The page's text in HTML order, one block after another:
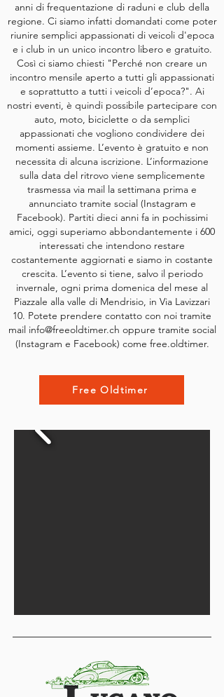
anni di frequentazione di raduni e club della
regione. Ci siamo infatti domandati come poter
riunire semplici appassionati di veicoli d'epoca
e i club in un unico incontro libero e gratuito.
Così ci siamo chiesti "Perché non creare un
incontro mensile aperto a tutti gli appassionati
e soprattutto a tutti i veicoli d’epoca?". Ai
nostri eventi, è quindi possibile partecipare con
auto, moto, biciclette o da semplici
appassionati che vogliono condividere dei
momenti assieme. L’evento è gratuito e non
necessita di alcuna iscrizione. L’informazione
sulla data del ritrovo viene semplicemente
trasmessa via mail la settimana prima e
annunciato tramite social (Instagram e
Facebook). Partiti dieci anni fa in pochissimi
amici, oggi superiamo abbondantemente i 600
interessati che intendono restare
costantemente aggiornati e siamo in costante
crescita. L’evento si tiene, salvo il periodo
invernale, ogni prima domenica del mese al
Piazzale alla valle di Mendrisio, in Via Lavizzari
10. Potete prendere contatto con noi tramite
mail info@freeoldtimer.ch oppure tramite social
(Instagram e Facebook) come free.oldtimer.
Free Oldtimer